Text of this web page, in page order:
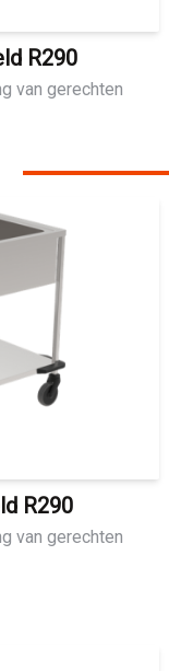
R290
van gerechten
R290
van gerechten